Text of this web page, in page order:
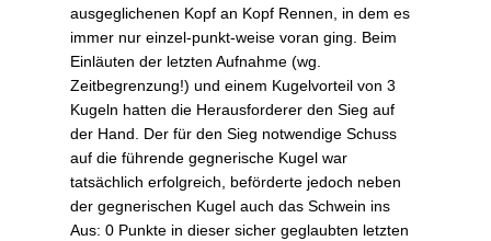
ausgeglichenen Kopf an Kopf Rennen, in dem es
immer nur einzel-punkt-weise voran ging. Beim
Einläuten der letzten Aufnahme (wg.
Zeitbegrenzung!) und einem Kugelvorteil von 3
Kugeln hatten die Herausforderer den Sieg auf
der Hand. Der für den Sieg notwendige Schuss
auf die führende gegnerische Kugel war
tatsächlich erfolgreich, beförderte jedoch neben
der gegnerischen Kugel auch das Schwein ins
Aus: 0 Punkte in dieser sicher geglaubten letzten